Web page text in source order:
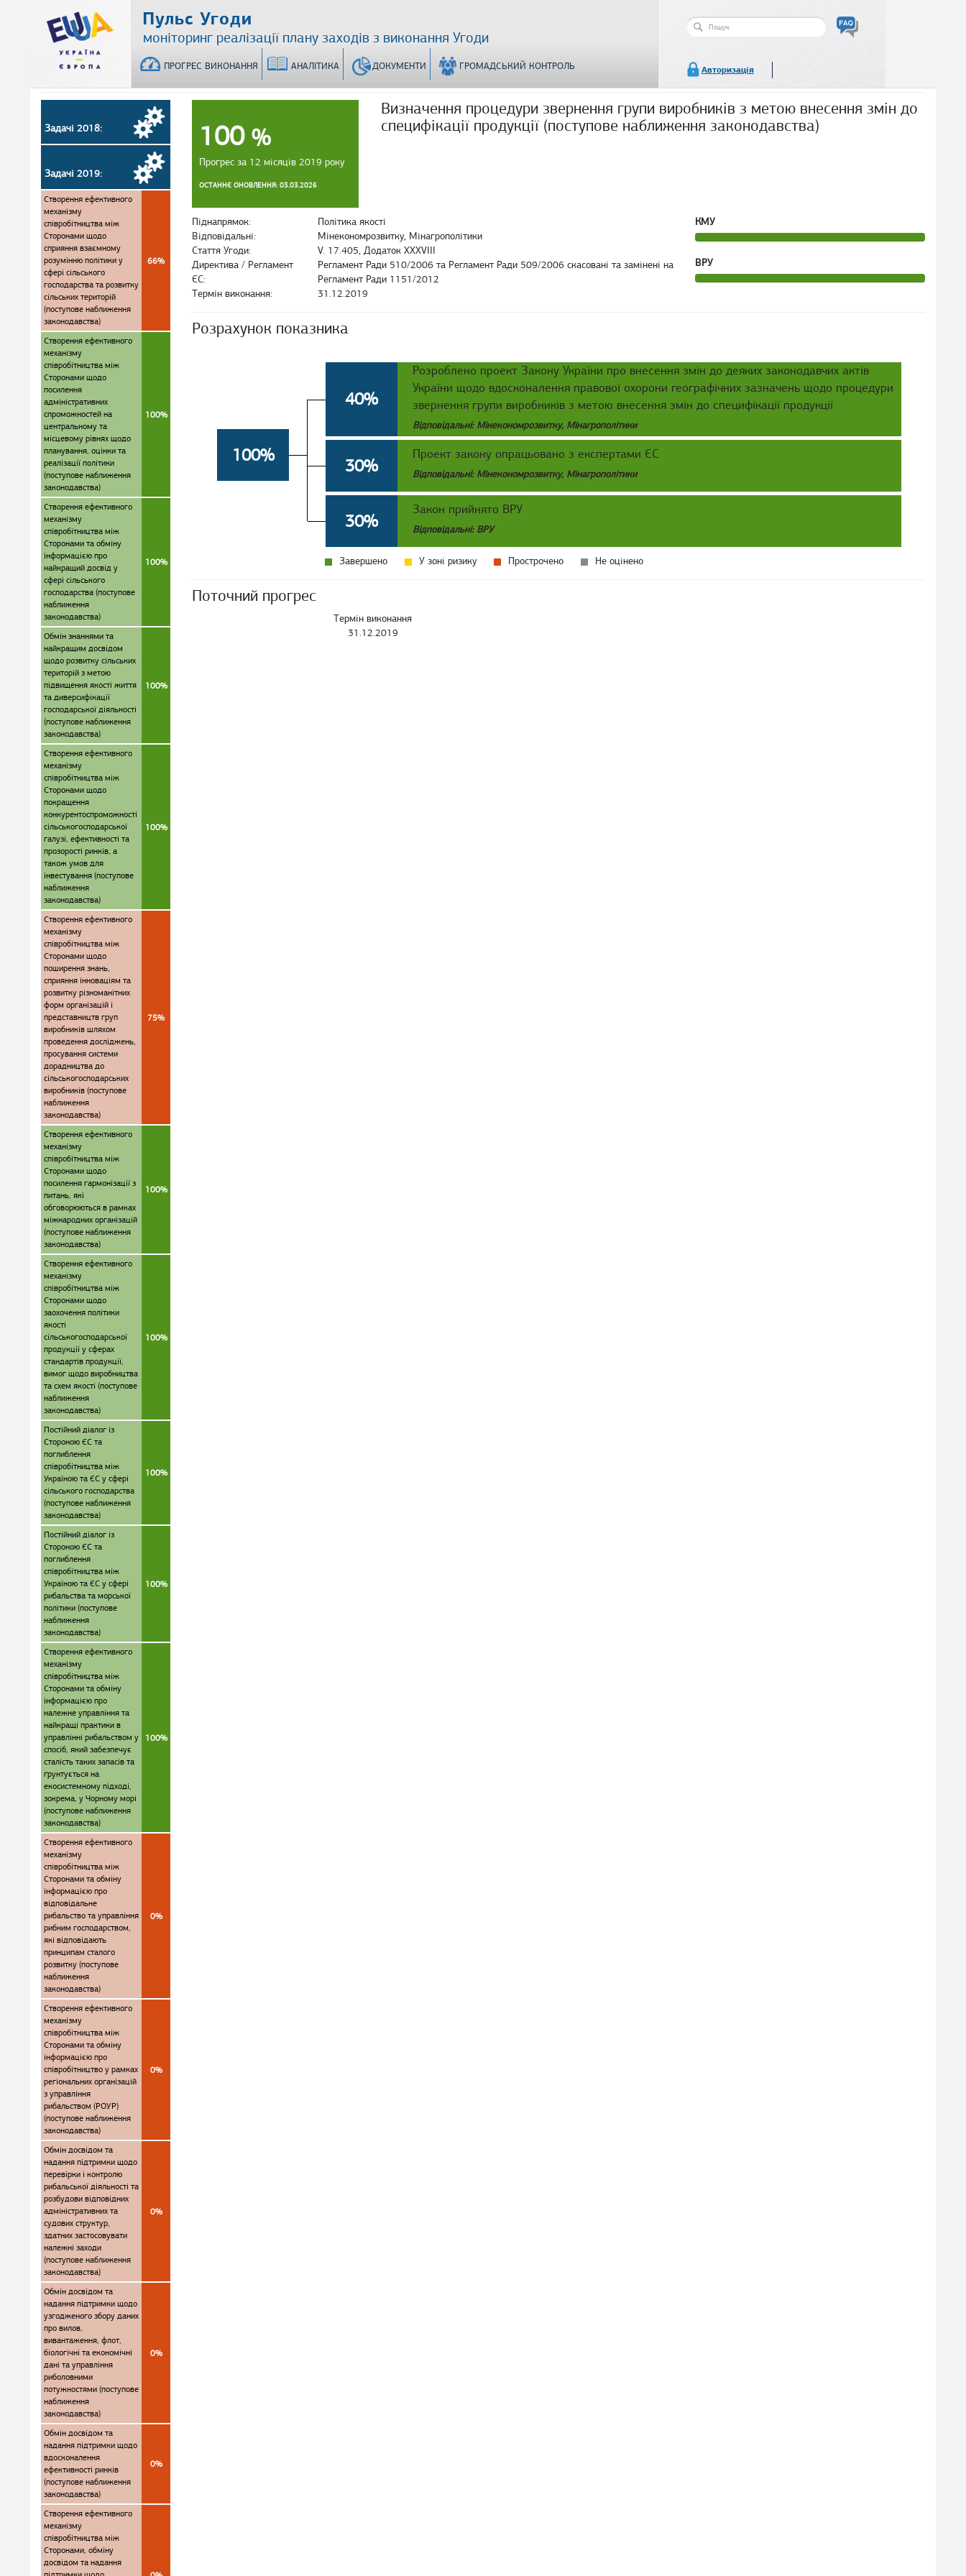
Пульс Угоди
моніторинг реалізації плану заходів з виконання Угоди
ПРОГРЕС ВИКОНАННЯ АНАЛІТИКА ДОКУМЕНТИ ГРОМАДСЬКИЙ КОНТРОЛЬ
Пошукова
Авторизація
100 %
Прогрес за 12 місяців 2019 року
ОСТАННЄ ОНОВЛЕННЯ: 03.03.2026
Визначення процедури звернення групи виробників з метою внесення змін до
специфікації продукції (поступове наближення законодавства)
Піднапрямок:
Політика якості
Відповідальні:
Мінекономрозвитку, Мінагрополітики
Стаття Угоди:
V. 17.405, Додаток XXXVIII
Директива / Регламент
ЄС:
Регламент Ради 510/2006 та Регламент Ради 509/2006 скасовані та замінені на
Регламент Ради 1151/2012
Термін виконання:
31.12.2019
КМУ
ВРУ
Розрахунок показника
100%
40%
Розроблено проект Закону України про внесення змін до деяких законодавчих актів
України щодо вдосконалення правової охорони географічних зазначень щодо процедури
звернення групи виробників з метою внесення змін до специфікації продукції
Відповідальні: Мінекономрозвитку, Мінагрополітики
30%
Проект закону опрацьовано з експертами ЄС
Відповідальні: Мінекономрозвитку, Мінагрополітики
30%
Закон прийнято ВРУ
Відповідальні: ВРУ
Завершено У зоні ризику Прострочено Не оцінено
Поточний прогрес
Термін виконання
31.12.2019
Задачі 2018:
Задачі 2019:
Створення ефективного
механізму
співробітництва між
Сторонами щодо
сприяння взаємному
розумінню політики у
сфері сільського
господарства та розвитку
сільських територій
(поступове наближення
законодавства)
66%
Створення ефективного
механізму
співробітництва між
Сторонами щодо
посилення
адміністративних
спроможностей на
центральному та
місцевому рівнях щодо
планування, оцінки та
реалізації політики
(поступове наближення
законодавства)
100%
Створення ефективного
механізму
співробітництва між
Сторонами та обміну
інформацією про
найкращий досвід у
сфері сільського
господарства (поступове
наближення
законодавства)
100%
Обмін знаннями та
найкращим досвідом
щодо розвитку сільських
територій з метою
підвищення якості життя
та диверсифікації
господарської діяльності
(поступове наближення
законодавства)
100%
Створення ефективного
механізму
співробітництва між
Сторонами щодо
покращення
конкурентоспроможності
сільськогосподарської
галузі, ефективності та
прозорості ринків, а
також умов для
інвестування (поступове
наближення
законодавства)
100%
Створення ефективного
механізму
співробітництва між
Сторонами щодо
поширення знань,
сприяння інноваціям та
розвитку різноманітних
форм організацій і
представництв груп
виробників шляхом
проведення досліджень,
просування системи
дорадництва до
сільськогосподарських
виробників (поступове
наближення
законодавства)
75%
Створення ефективного
механізму
співробітництва між
Сторонами щодо
посилення гармонізації з
питань, які
обговорюються в рамках
міжнародних організацій
(поступове наближення
законодавства)
100%
Створення ефективного
механізму
співробітництва між
Сторонами щодо
заохочення політики
якості
сільськогосподарської
продукції у сферах
стандартів продукції,
вимог щодо виробництва
та схем якості (поступове
наближення
законодавства)
100%
Постійний діалог із
Стороною ЄС та
поглиблення
співробітництва між
Україною та ЄС у сфері
сільського господарства
(поступове наближення
законодавства)
100%
Постійний діалог із
Стороною ЄС та
поглиблення
співробітництва між
Україною та ЄС у сфері
рибальства та морської
політики (поступове
наближення
законодавства)
100%
Створення ефективного
механізму
співробітництва між
Сторонами та обміну
інформацією про
належне управління та
найкращі практики в
управлінні рибальством у
спосіб, який забезпечує
сталість таких запасів та
ґрунтується на
екосистемному підході,
зокрема, у Чорному морі
(поступове наближення
законодавства)
100%
Створення ефективного
механізму
співробітництва між
Сторонами та обміну
інформацією про
відповідальне
рибальство та управління
рибним господарством,
які відповідають
принципам сталого
розвитку (поступове
наближення
законодавства)
0%
Створення ефективного
механізму
співробітництва між
Сторонами та обміну
інформацією про
співробітництво у рамках
регіональних організацій
з управління
рибальством (РОУР)
(поступове наближення
законодавства)
0%
Обмін досвідом та
надання підтримки щодо
перевірки і контролю
рибальської діяльності та
розбудови відповідних
адміністративних та
судових структур,
здатних застосовувати
належні заходи
(поступове наближення
законодавства)
0%
Обмін досвідом та
надання підтримки щодо
узгодженого збору даних
про вилов,
вивантаження, флот,
біологічні та економічні
дані та управління
риболовними
потужностями (поступове
наближення
законодавства)
0%
Обмін досвідом та
надання підтримки щодо
вдосконалення
ефективності ринків
(поступове наближення
законодавства)
0%
Створення ефективного
механізму
співробітництва між
Сторонами, обміну
досвідом та надання